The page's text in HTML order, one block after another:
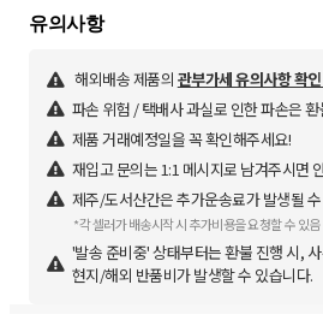
유의사항
해외배송 제품의 관부가세 유의사항 확
파손 위험 / 택배사 과실로 인한 파손은 환
제품 거래예정일을 꼭 확인해주세요!
재입고 문의는 1:1 메시지로 남겨주시면
제주/도서산간은 추가운송료가 발생될
*각 셀러가 배송시작 시 추가비용을 요청할 수 있음
'발송 준비중' 상태부터는 환불 진행 시,
현지/해외 반품비가 발생할 수 있습니다.